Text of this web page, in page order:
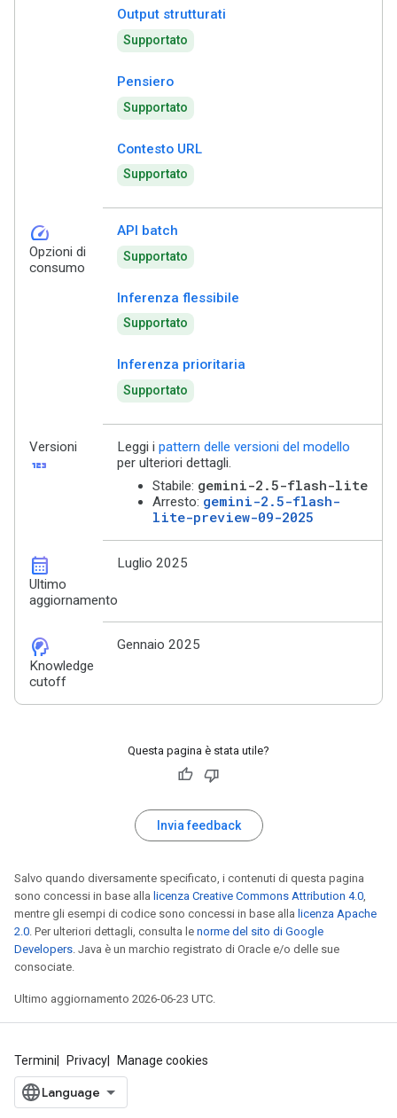
Output strutturati
Supportato
Pensiero
Supportato
Contesto URL
Supportato
speed
Opzioni di
consumo
API batch
Supportato
Inferenza flessibile
Supportato
Inferenza prioritaria
Supportato
Versioni
123
Leggi i pattern delle versioni del modello
per ulteriori dettagli.
Stabile: gemini-2.5-flash-lite
Arresto: gemini-2.5-flash-
lite-preview-09-2025
calendar_month
Ultimo
aggiornamento
Luglio 2025
cognition_2
Knowledge
cutoff
Gennaio 2025
Questa pagina è stata utile?
Invia feedback
Salvo quando diversamente specificato, i contenuti di questa pagina
sono concessi in base alla licenza Creative Commons Attribution 4.0,
mentre gli esempi di codice sono concessi in base alla licenza Apache
2.0. Per ulteriori dettagli, consulta le norme del sito di Google
Developers. Java è un marchio registrato di Oracle e/o delle sue
consociate.
Ultimo aggiornamento 2026-06-23 UTC.
Termini Privacy Manage cookies